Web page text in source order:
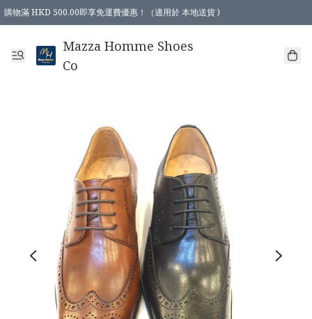
購物滿 HKD 500.00即享免運費優惠！（適用於 本地送貨 )
Mazza Homme Shoes
Co